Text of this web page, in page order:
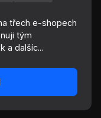
třech e-shopech
tým
a dalšíc...